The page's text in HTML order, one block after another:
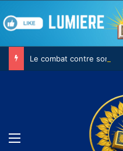
Le combat contre son âme